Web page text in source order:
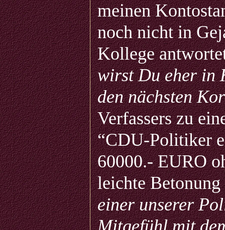
meinen
noch nicht in
Kollege
wirst Du eher in
den nächsten
Verfassers zu
“CDU-Politiker
60000.- EURO
leichte
einer unserer